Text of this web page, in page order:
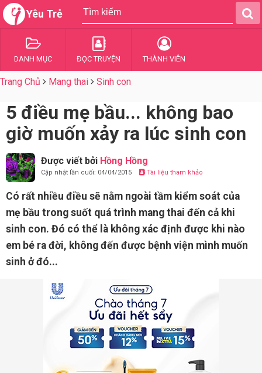
Yêu Trẻ
DANH MỤC ĐỌC TRUYỆN THÀNH VIÊN
Trang Chủ Mang thai Sinh con
5 điều mẹ bầu... không bao
giờ muốn xảy ra lúc sinh con
Được viết bởi Hồng Hồng
Cập nhật lần cuối: 04/04/2015 Tài liệu tham khảo
Có rất nhiều điều sẽ nằm ngoài tầm kiểm soát của
mẹ bầu trong suốt quá trình mang thai đến cả khi
sinh con. Đó có thể là không xác định được khi nào
em bé ra đời, không đến được bệnh viện mình muốn
sinh ở đó...